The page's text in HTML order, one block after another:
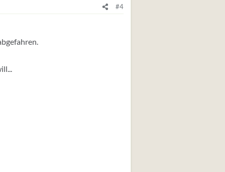
#4